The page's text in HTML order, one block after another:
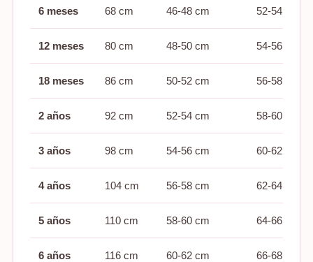
6 meses 68 cm 46-48 cm 52-54 cm
12 meses 80 cm 48-50 cm 54-56 cm
18 meses 86 cm 50-52 cm 56-58 cm
2 años 92 cm 52-54 cm 58-60 cm
3 años 98 cm 54-56 cm 60-62 cm
4 años 104 cm 56-58 cm 62-64 cm
5 años 110 cm 58-60 cm 64-66 cm
6 años 116 cm 60-62 cm 66-68 cm